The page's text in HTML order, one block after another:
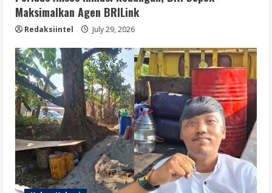
Maksimalkan Agen BRILink
Redaksiintel July 29, 2026